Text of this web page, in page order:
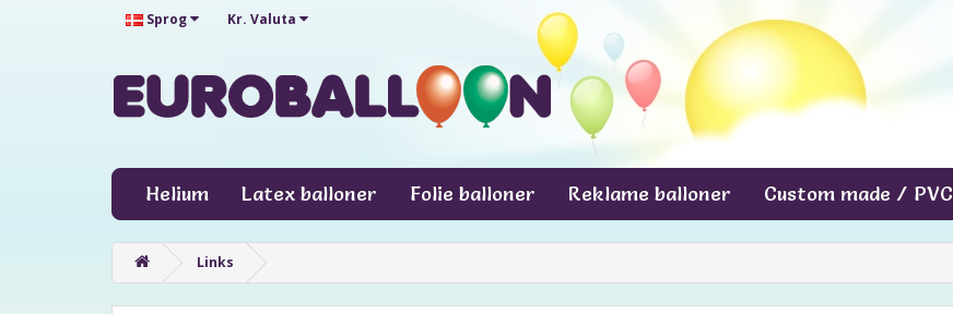
Sprog Kr. Valuta
Helium Latex balloner Folie balloner Reklame balloner Custom made / PVC
Links